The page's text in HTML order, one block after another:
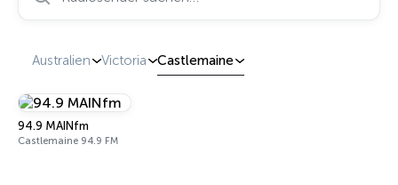
Australien Victoria Castlemaine
94.9 MAINfm
Castlemaine 94.9 FM